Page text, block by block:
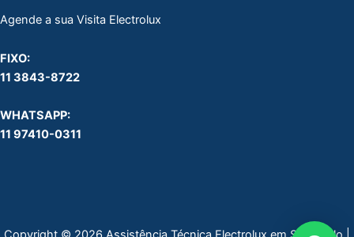
Agende a sua Visita Electrolux
FIXO:
11 3843-8722
WHATSAPP:
11 97410-0311